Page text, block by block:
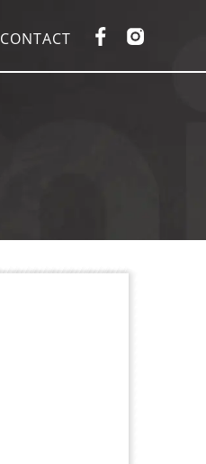
CONTACT